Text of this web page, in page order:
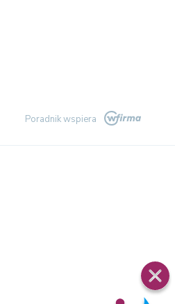
Poradnik wspiera